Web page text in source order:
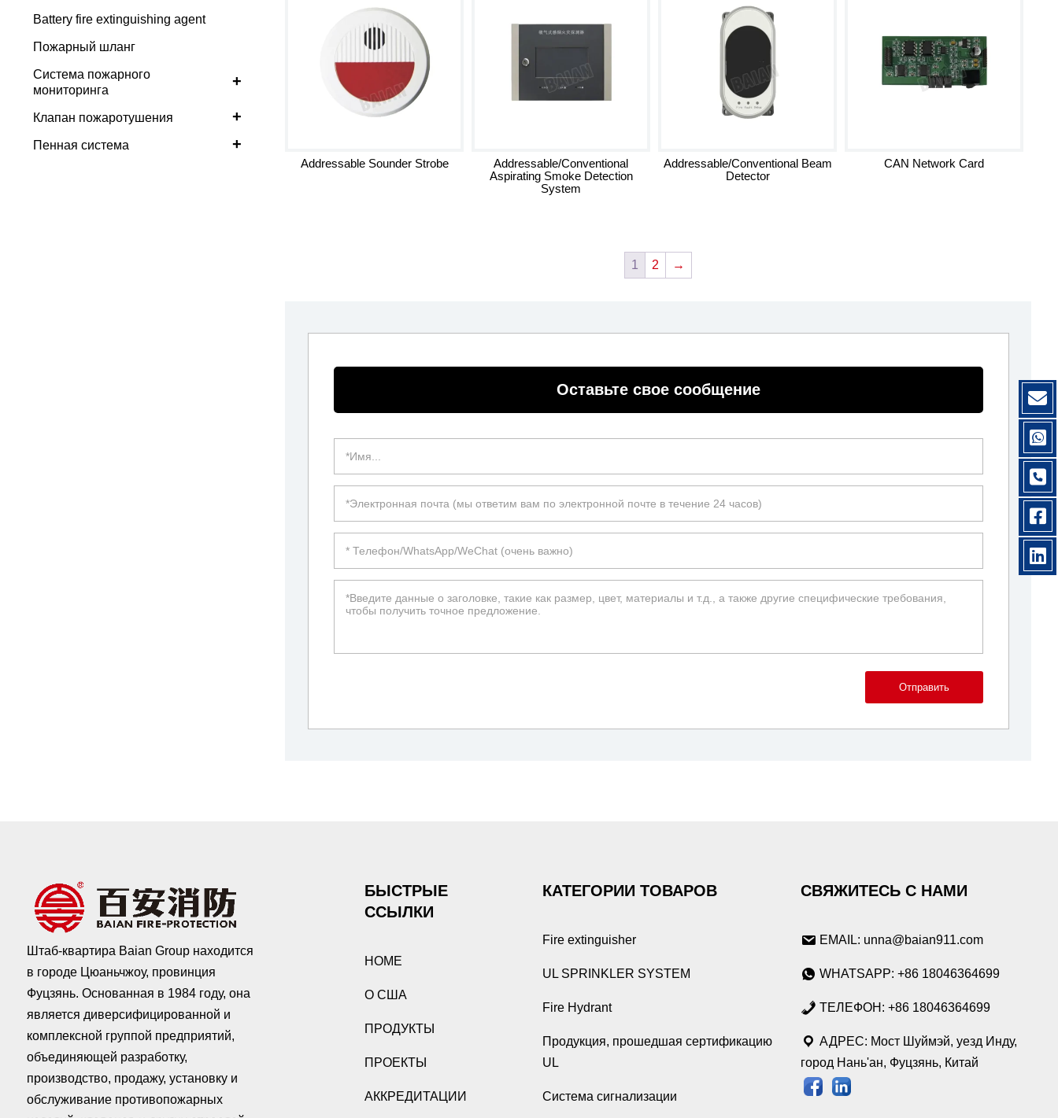
Battery fire extinguishing agent
Пожарный шланг
+
Система пожарного
мониторинга
+
Клапан пожаротушения
+
Пенная система
Addressable Sounder Strobe
Addressable/Conventional
Aspirating Smoke Detection
System
Addressable/Conventional Beam
Detector
CAN Network Card
1 2 →
Оставьте свое сообщение
Отправить
Штаб-квартира Baian Group находится
в городе Цюаньчжоу, провинция
Фуцзянь. Основанная в 1984 году, она
является диверсифицированной и
комплексной группой предприятий,
объединяющей разработку,
производство, продажу, установку и
обслуживание противопожарных
БЫСТРЫЕ
ССЫЛКИ
HOME
О США
ПРОДУКТЫ
ПРОЕКТЫ
АККРЕДИТАЦИИ
КАТЕГОРИИ ТОВАРОВ
Fire extinguisher
UL SPRINKLER SYSTEM
Fire Hydrant
Продукция, прошедшая сертификацию
UL
Система сигнализации
СВЯЖИТЕСЬ С НАМИ
EMAIL: unna@baian911.com
WHATSAPP: +86 18046364699
ТЕЛЕФОН: +86 18046364699
АДРЕС: Мост Шуймэй, уезд Инду,
город Нань'ан, Фуцзянь, Китай